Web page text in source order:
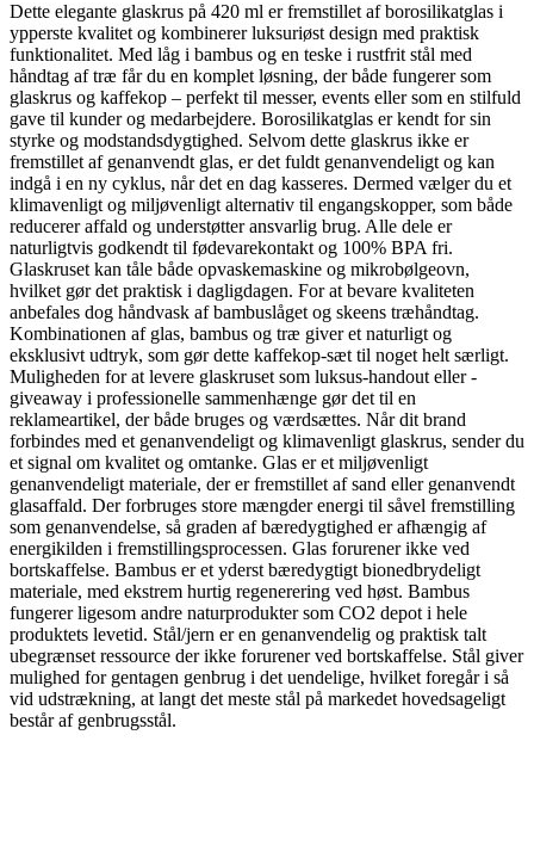
Dette elegante glaskrus på 420 ml er fremstillet af borosilikatglas i
ypperste kvalitet og kombinerer luksuriøst design med praktisk
funktionalitet. Med låg i bambus og en teske i rustfrit stål med
håndtag af træ får du en komplet løsning, der både fungerer som
glaskrus og kaffekop – perfekt til messer, events eller som en stilfuld
gave til kunder og medarbejdere. Borosilikatglas er kendt for sin
styrke og modstandsdygtighed. Selvom dette glaskrus ikke er
fremstillet af genanvendt glas, er det fuldt genanvendeligt og kan
indgå i en ny cyklus, når det en dag kasseres. Dermed vælger du et
klimavenligt og miljøvenligt alternativ til engangskopper, som både
reducerer affald og understøtter ansvarlig brug. Alle dele er
naturligtvis godkendt til fødevarekontakt og 100% BPA fri.
Glaskruset kan tåle både opvaskemaskine og mikrobølgeovn,
hvilket gør det praktisk i dagligdagen. For at bevare kvaliteten
anbefales dog håndvask af bambuslåget og skeens træhåndtag.
Kombinationen af glas, bambus og træ giver et naturligt og
eksklusivt udtryk, som gør dette kaffekop-sæt til noget helt særligt.
Muligheden for at levere glaskruset som luksus-handout eller -
giveaway i professionelle sammenhænge gør det til en
reklameartikel, der både bruges og værdsættes. Når dit brand
forbindes med et genanvendeligt og klimavenligt glaskrus, sender du
et signal om kvalitet og omtanke. Glas er et miljøvenligt
genanvendeligt materiale, der er fremstillet af sand eller genanvendt
glasaffald. Der forbruges store mængder energi til såvel fremstilling
som genanvendelse, så graden af bæredygtighed er afhængig af
energikilden i fremstillingsprocessen. Glas forurener ikke ved
bortskaffelse. Bambus er et yderst bæredygtigt bionedbrydeligt
materiale, med ekstrem hurtig regenerering ved høst. Bambus
fungerer ligesom andre naturprodukter som CO2 depot i hele
produktets levetid. Stål/jern er en genanvendelig og praktisk talt
ubegrænset ressource der ikke forurener ved bortskaffelse. Stål giver
mulighed for gentagen genbrug i det uendelige, hvilket foregår i så
vid udstrækning, at langt det meste stål på markedet hovedsageligt
består af genbrugsstål.